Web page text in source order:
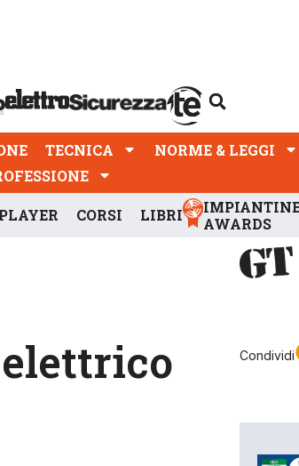
TECNICA NORME & LEGGI
CORSI LIBRI
AWARDS
Condividi